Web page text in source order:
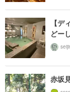
【
どー
赤坂